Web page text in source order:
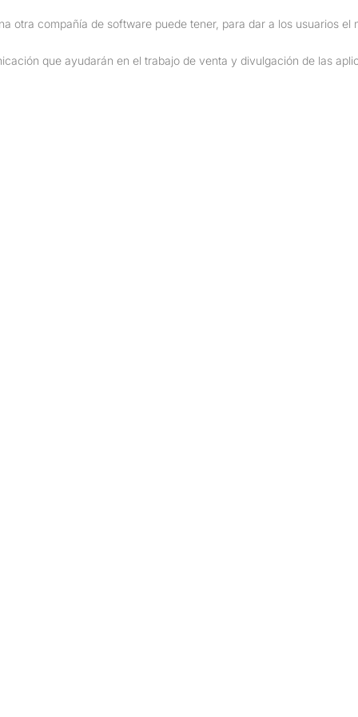
otra compañía de software puede tener, para dar a los usuarios el
que ayudarán en el trabajo de venta y divulgación de las